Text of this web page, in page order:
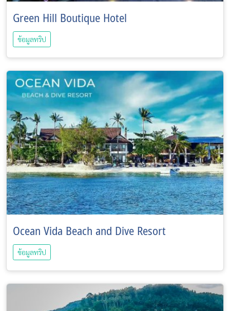
Green Hill Boutique Hotel
ข้อมูลทริป
Ocean Vida Beach and Dive Resort
ข้อมูลทริป